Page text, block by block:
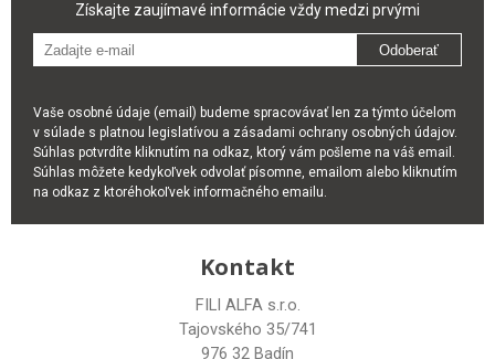
Získajte zaujímavé informácie vždy medzi prvými
Odoberať
Vaše osobné údaje (email) budeme spracovávať len za týmto účelom
v súlade s platnou legislatívou a zásadami ochrany osobných údajov.
Súhlas potvrdíte kliknutím na odkaz, ktorý vám pošleme na váš email.
Súhlas môžete kedykoľvek odvolať písomne, emailom alebo kliknutím
na odkaz z ktoréhokoľvek informačného emailu.
Kontakt
FILI ALFA s.r.o.
Tajovského 35/741
976 32 Badín